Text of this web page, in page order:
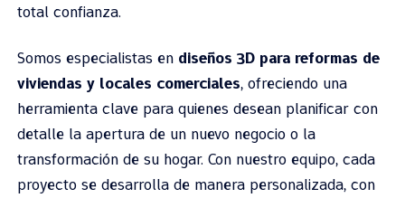
total confianza.
Somos especialistas en diseños 3D para reformas de
viviendas y locales comerciales, ofreciendo una
herramienta clave para quienes desean planificar con
detalle la apertura de un nuevo negocio o la
transformación de su hogar. Con nuestro equipo, cada
proyecto se desarrolla de manera personalizada, con